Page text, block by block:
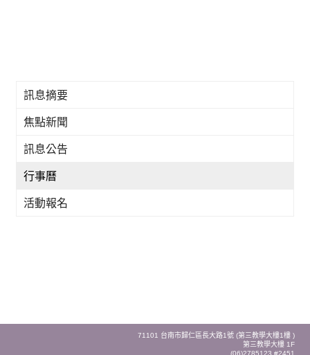
訊息摘要
焦點新聞
訊息公告
行事曆
活動報名
71101 台南市歸仁區長大路1號 (第三教學大樓1樓 )
第三教學大樓 1F